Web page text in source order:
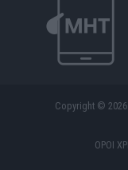
Copyright ©
ΟΡΟΙ